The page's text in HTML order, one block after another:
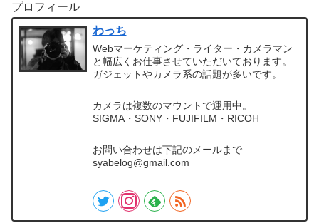
プロフィール
わっち
Webマーケティング・ライター・カメラマン
と幅広くお仕事させていただいております。
ガジェットやカメラ系の話題が多いです。
カメラは複数のマウントで運用中。
SIGMA・SONY・FUJIFILM・RICOH
お問い合わせは下記のメールまで
syabelog@gmail.com